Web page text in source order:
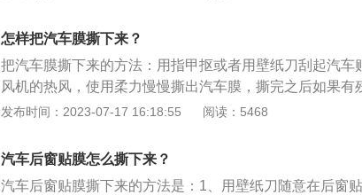
用是：阻挡紫外线、阻隔部分热量以及防止玻璃飞溅导致
根据太阳膜的单向透视性能，达到保护个人隐私的目的。
怎样把汽车膜撕下来？
把汽车膜撕下来的方法：用指甲抠或者用壁纸刀刮起汽车
风机的热风，使用柔力慢慢撕出汽车膜，撕完之后如果有
使用除胶剂清洗干净即可。汽车贴膜就是在车辆前后挡风
膜的作用主要是阻挡紫外线、阻隔部分热量以及防止玻璃
光等情况发生，同时根据太阳膜的单向透视性能，达到保
发布时间：2023-07-17 16:18:55 阅读：5468
汽车后窗贴膜怎么撕下来？
汽车后窗贴膜撕下来的方法是：1、用壁纸刀随意在后窗